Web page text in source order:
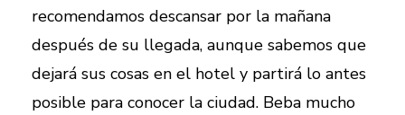
recomendamos descansar por la mañana
después de su llegada, aunque sabemos que
dejará sus cosas en el hotel y partirá lo antes
posible para conocer la ciudad. Beba mucho